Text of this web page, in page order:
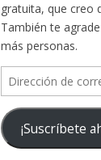
gratuita, que creo
También te
más personas.
Dirección
de
correo
electrónico
¡Suscríbete